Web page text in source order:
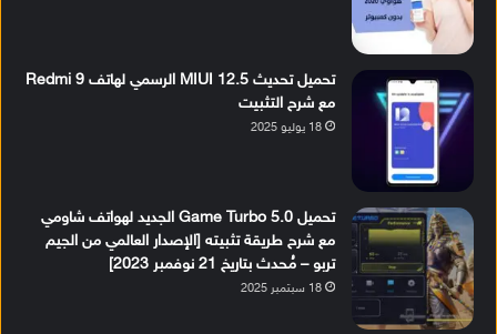
تحميل تحديث MIUI 12.5 الرسمي لهاتف Redmi 9
مع شرح التثبيت
18 يوليو 2025
تحميل Game Turbo 5.0 الجديد لهواتف شاومي
مع شرح طريقة تثبيته [الإصدار العالمي من الجيم
تربو – مُحدث بتاريخ 21 نوفمبر 2023]
18 سبتمبر 2025